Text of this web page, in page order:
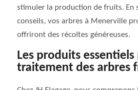
stimuler la production de fruits. En
conseils, vos arbres à Menerville
offriront des récoltes généreuses.
Les produits
traitement des arbres